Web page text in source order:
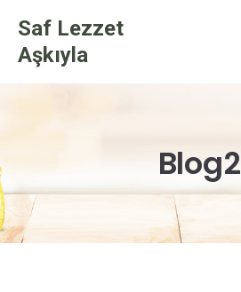
Saf Lezzet
Aşkıyla
Blog2